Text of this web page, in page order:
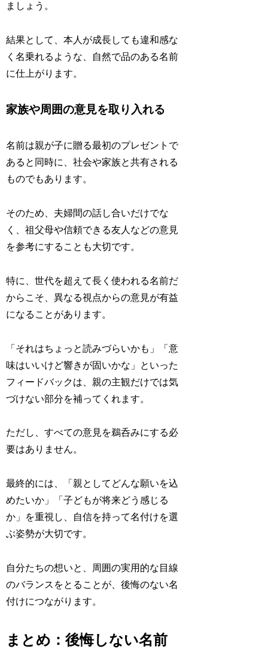
ましょう。
結果として、本人が成長しても違和感な
く名乗れるような、自然で品のある名前
に仕上がります。
家族や周囲の意見を取り入れる
名前は親が子に贈る最初のプレゼントで
あると同時に、社会や家族と共有される
ものでもあります。
そのため、夫婦間の話し合いだけでな
く、祖父母や信頼できる友人などの意見
を参考にすることも大切です。
特に、世代を超えて長く使われる名前だ
からこそ、異なる視点からの意見が有益
になることがあります。
「それはちょっと読みづらいかも」「意
味はいいけど響きが固いかな」といった
フィードバックは、親の主観だけでは気
づけない部分を補ってくれます。
ただし、すべての意見を鵜呑みにする必
要はありません。
最終的には、「親としてどんな願いを込
めたいか」「子どもが将来どう感じる
か」を重視し、自信を持って名付けを選
ぶ姿勢が大切です。
自分たちの想いと、周囲の実用的な目線
のバランスをとることが、後悔のない名
付けにつながります。
まとめ：後悔しない名前